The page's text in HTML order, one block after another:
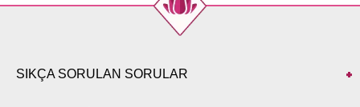
SIKÇA SORULAN SORULAR